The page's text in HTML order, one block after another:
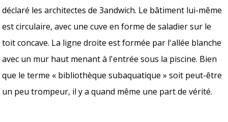
déclaré les architectes de 3andwich. Le bâtiment lui-même
est circulaire, avec une cuve en forme de saladier sur le
toit concave. La ligne droite est formée par l'allée blanche
avec un mur haut menant à l'entrée sous la piscine. Bien
que le terme « bibliothèque subaquatique » soit peut-être
un peu trompeur, il y a quand même une part de vérité.